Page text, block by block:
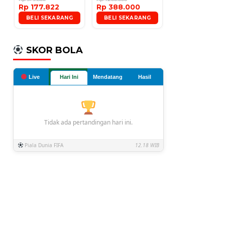
Rp 177.822
BELI SEKARANG
Microphone
Rp 388.000
BELI SEKARANG
SKOR BOLA
Live Hari Ini Mendatang Hasil
Tidak ada pertandingan hari ini.
Piala Dunia FIFA 12.18 WIB